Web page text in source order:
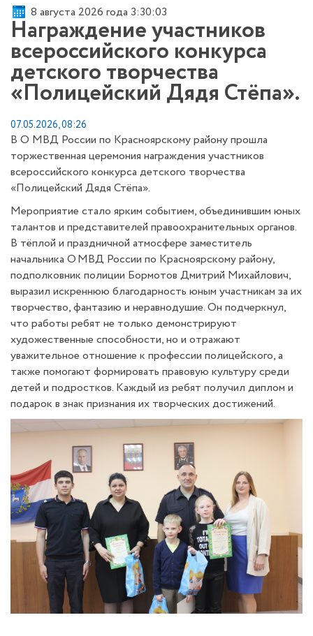
8 августа 2026 года 3:30:03
Награждение участников
всероссийского конкурса
детского творчества
«Полицейский Дядя Стёпа».
07.05.2026, 08:26
В О МВД России по Красноярскому району прошла
торжественная церемония награждения участников
всероссийского конкурса детского творчества
«Полицейский Дядя Стёпа».
Мероприятие стало ярким событием, объединившим юных
талантов и представителей правоохранительных органов.
В тёплой и праздничной атмосфере заместитель
начальника О МВД России по Красноярскому району,
подполковник полиции Бормотов Дмитрий Михайлович,
выразил искреннюю благодарность юным участникам за их
творчество, фантазию и неравнодушие. Он подчеркнул,
что работы ребят не только демонстрируют
художественные способности, но и отражают
уважительное отношение к профессии полицейского, а
также помогают формировать правовую культуру среди
детей и подростков. Каждый из ребят получил диплом и
подарок в знак признания их творческих достижений.